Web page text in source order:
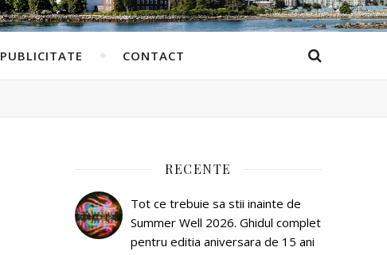
PUBLICITATE CONTACT
RECENTE
Tot ce trebuie sa stii inainte de
Summer Well 2026. Ghidul complet
pentru editia aniversara de 15 ani